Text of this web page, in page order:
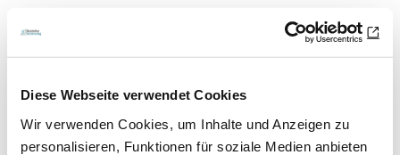
Diese Webseite verwendet Cookies
Wir verwenden Cookies, um Inhalte und Anzeigen zu
personalisieren, Funktionen für soziale Medien anbieten
Ursache für Abwehrdefizit und
Gegenmittel gefunden
MS-Forschung